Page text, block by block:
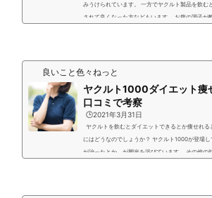
みうけられています。 一方でヤクルト製品を飲む
されて良くなった方などもいます。 お腹の調子が
を浴びたこともあるほどです。&nbs...
良いこと色々ねっと
ヤクルト1000ダイエット痩
口コミで考察
🕒️2021年3月31日
ヤクルトを飲むとダイエットできるとか痩せれ
にはどうなのでしょうか？ ヤクルト1000が登場
が治ったとか、が脚光を浴びています。 その他の